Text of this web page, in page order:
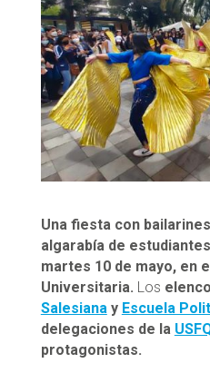
Una fiesta con
algarabía de
martes 10 de mayo, en
Universitaria. Los
Salesianay Escuela
delegaciones de la
protagonistas.